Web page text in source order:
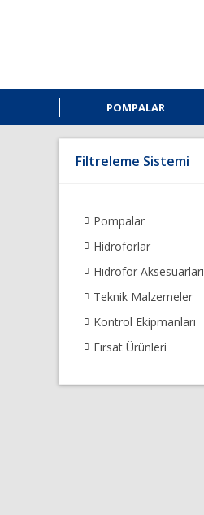
POMPALAR
Filtreleme Sistemi
Pompalar
Hidroforlar
Hidrofor Aksesuarları
Teknik Malzemeler
Kontrol Ekipmanları
Fırsat Ürünleri